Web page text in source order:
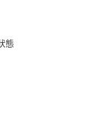
行
態